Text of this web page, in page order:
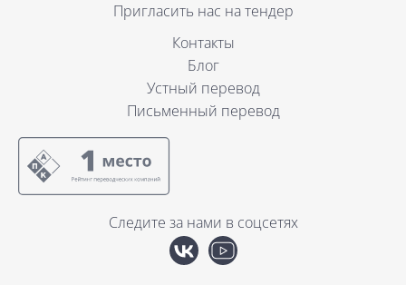
Пригласить нас на тендер
Контакты
Блог
Устный перевод
Письменный перевод
Следите за нами в соцсетях